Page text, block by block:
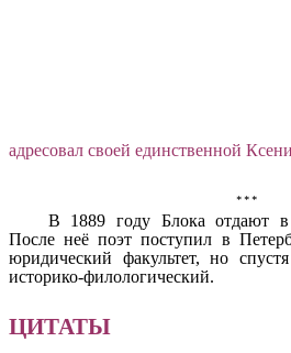
адресовал своей единственной
***
В 1889 году Блока отдают
После неё поэт поступил в
юридический факультет, но
историко-филологический.
ЦИТАТЫ